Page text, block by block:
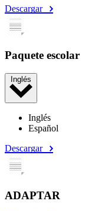
Descargar
Paquete escolar
Inglés
Inglés
Español
Descargar
ADAPTAR